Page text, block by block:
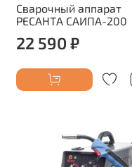
Сварочный аппарат
РЕСАНТА САИПА-200
22 590 ₽